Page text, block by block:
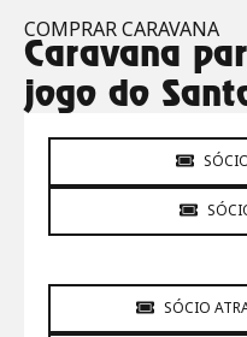
COMPRAR CARAVANA
Caravana
jogo do
SÓCIO